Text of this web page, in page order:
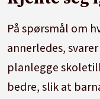
På spørsmål om
annerledes,
planlegge
bedre, slik at